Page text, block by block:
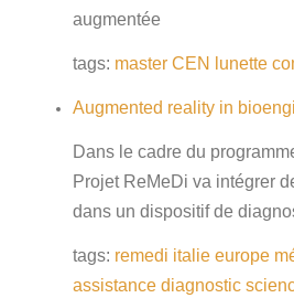
augmentée
tags: master CEN lunette
Augmented reality in
Dans le cadre du
Projet ReMeDi va intégrer
dans un dispositif de
tags: remedi italie europe
assistance diagnostic